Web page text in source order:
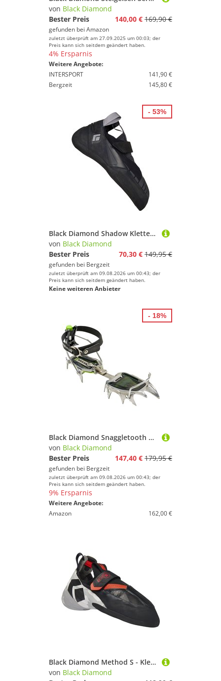
von Black Diamond
Bester Preis
140,00 € 169,90 €
gefunden bei Amazon
zuletzt überprüft am 27.09.2025 um 00:03; der
Preis kann sich seitdem geändert haben.
4% Ersparnis
Weitere Angebote:
INTERSPORT
141,90 €
Bergzeit
145,80 €
Black Diamond Shadow Kletterschuhe
von Black Diamond
Bester Preis
70,30 € 149,95 €
gefunden bei Bergzeit
zuletzt überprüft am 09.08.2026 um 00:43; der
Preis kann sich seitdem geändert haben.
Keine weiteren Anbieter
- 53%
Black Diamond Snaggletooth Steigeisen
von Black Diamond
Bester Preis
147,40 € 179,95 €
gefunden bei Bergzeit
zuletzt überprüft am 09.08.2026 um 00:43; der
Preis kann sich seitdem geändert haben.
9% Ersparnis
Weitere Angebote:
Amazon
162,00 €
- 18%
Black Diamond Method S - Kletterschuhe
von Black Diamond